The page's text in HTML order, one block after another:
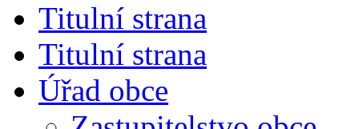
Titulní strana
Titulní strana
Úřad obce